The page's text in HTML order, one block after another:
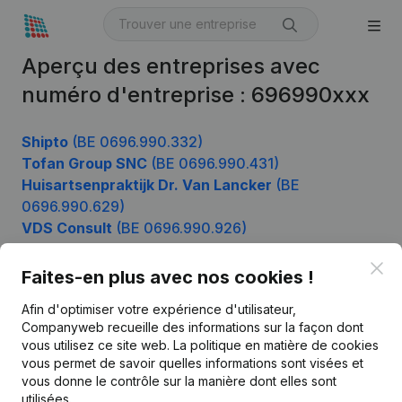
Aperçu des entreprises avec
numéro d'entreprise : 696990xxx
Shipto (BE 0696.990.332)
Tofan Group SNC (BE 0696.990.431)
Huisartsenpraktijk Dr. Van Lancker (BE
0696.990.629)
VDS Consult (BE 0696.990.926)
Faites-en plus avec nos cookies !
Afin d'optimiser votre expérience d'utilisateur,
Companyweb recueille des informations sur la façon dont
vous utilisez ce site web. La politique en matière de cookies
vous permet de savoir quelles informations sont visées et
vous donne le contrôle sur la manière dont elles sont
utilisées.
Français
Informations d’entreprise
Monitoring